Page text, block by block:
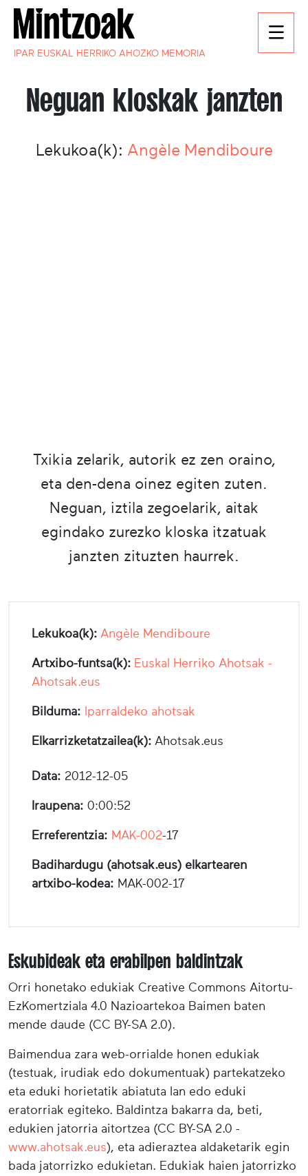
IPAR EUSKAL HERRIKO AHOZKO MEMORIA
Neguan kloskak janzten
Lekukoa(k): Angèle Mendiboure
Txikia zelarik, autorik ez zen oraino,
eta den-dena oinez egiten zuten.
Neguan, iztila zegoelarik, aitak
egindako zurezko kloska itzatuak
janzten zituzten haurrek.
Lekukoa(k): Angèle Mendiboure
Artxibo-funtsa(k): Euskal Herriko Ahotsak -
Ahotsak.eus
Bilduma: Iparraldeko ahotsak
Elkarrizketatzailea(k): Ahotsak.eus
Data: 2012-12-05
Iraupena: 0:00:52
Erreferentzia: MAK-002-17
Badihardugu (ahotsak.eus) elkartearen
artxibo-kodea: MAK-002-17
Eskubideak eta erabilpen baldintzak
Orri honetako edukiak Creative Commons Aitortu-
EzKomertziala 4.0 Nazioartekoa Baimen baten
mende daude (CC BY-SA 2.0).
Baimendua zara web-orrialde honen edukiak
(testuak, irudiak edo dokumentuak) partekatzeko
eta eduki horietatik abiatuta lan edo eduki
eratorriak egiteko. Baldintza bakarra da, beti,
edukien jatorria aitortzea (CC BY-SA 2.0 -
www.ahotsak.eus), eta adieraztea aldaketarik egin
bada jatorrizko edukietan. Edukiak haien jatorrizko